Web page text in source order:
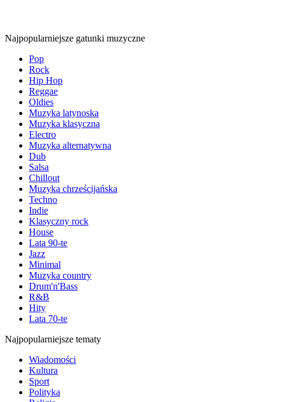
Najpopularniejsze gatunki muzyczne
Pop
Rock
Hip Hop
Reggae
Oldies
Muzyka latynoska
Muzyka klasyczna
Electro
Muzyka alternatywna
Dub
Salsa
Chillout
Muzyka chrześcijańska
Techno
Indie
Klasyczny rock
House
Lata 90-te
Jazz
Minimal
Muzyka country
Drum'n'Bass
R&B
Hity
Lata 70-te
Najpopularniejsze tematy
Wiadomości
Kultura
Sport
Polityka